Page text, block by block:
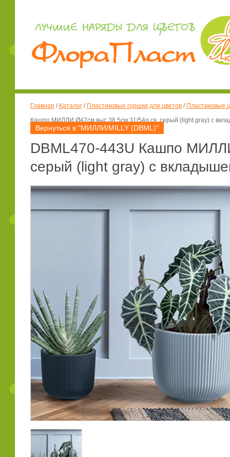
Главная / Каталог/ Пластиковые горшки для цветов/ Пластиковые
Кашпо МИЛЛИ Ø47см выс.38,5см 31/54л св. серый (light gray) с
Вернуться в "МИЛЛИ/MILLY (DBML)"
DBML470-443U Кашпо
серый (light gray) с